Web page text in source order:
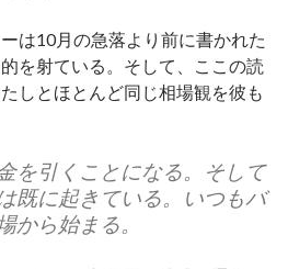
は10月の急落より前に書かれた
を射ている。そして、ここの読
しとほとんど同じ相場観を彼も
を引くことになる。そして
既に起きている。いつもバ
から始まる。